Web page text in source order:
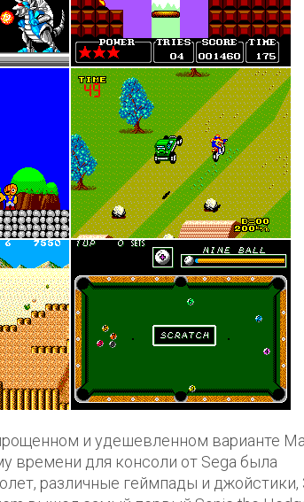
и удешевленном варианте
времени для консоли от Sega была
различные геймпады и джойстики,